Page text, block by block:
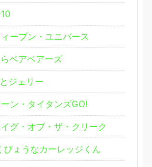
ーブン・ユニバース
ベアベアーズ
ジェリー
ン・タイタンズGO!
グ・オブ・ザ・クリーク
びょうなカーレッジくん